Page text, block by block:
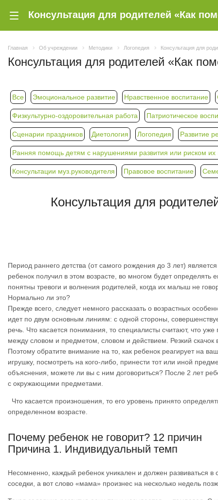
Главная Об учреждении Методики Логопедия Консультация для
Консультация для родителей «Как
Все Эмоциональное развитие Нравственное воспитание
Физкультурно-оздоровительная работа Патриотическое
Сценарии праздников Диетология Логопедия Развитие
Ранняя помощь детям с нарушениями развития или риском их
Консультации муз.руководителя Правовое воспитание
Консультация для
Период раннего детства (от самого рождения до 3 лет)
ребенок получил в этом возрасте, во многом будет определять
понятны тревоги и волнения родителей, когда их малыш не
Нормально ли это?
Прежде всего, следует немного рассказать о возрастных
идет по двум основным линиям: с одной стороны,
речь. Что касается понимания, то специалисты считают, что
между словом и предметом, словом и действием. Резкий
Поэтому обратите внимание на то, как ребенок реагирует на
игрушку, посмотреть на кого-либо, принести тот или иной
объяснения, можете ли вы с ним договориться? После 2 лет
с окружающими предметами.
Что касается произношения, то его уровень принято
определенном возрасте.
Почему ребенок не говорит? 12 причин
Причина 1. Индивидуальный темп
Несомненно, каждый ребенок уникален и должен
соседки, а вот слово «мама» произнес на несколько недель